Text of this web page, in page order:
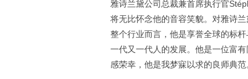
雅诗兰黛公司总裁兼首席执行官
将无比怀念他的音容笑貌。对雅诗
整个行业而言，他是享誉全球的标
一代又一代人的发展。他是一位富
感荣幸，他是我梦寐以求的良师典